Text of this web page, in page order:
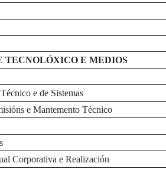
TECNOLÓXICO E MEDIOS
e de Sistemas
e Mantemento Técnico
Corporativa e Realización